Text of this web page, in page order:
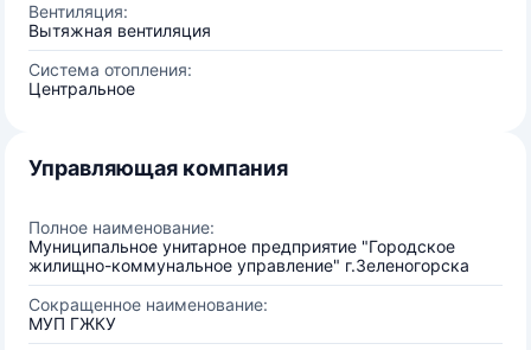
Вентиляция:
Вытяжная вентиляция
Система отопления:
Центральное
Управляющая компания
Полное наименование:
Муниципальное унитарное предприятие "Городское
жилищно-коммунальное управление" г.Зеленогорска
Сокращенное наименование:
МУП ГЖКУ